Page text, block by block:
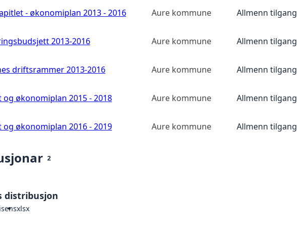
- økonomiplan 2013 - 2016 Aure kommune Allmenn tilgang
2013-2016 Aure kommune Allmenn tilgang
driftsrammer 2013-2016 Aure kommune Allmenn tilgang
og økonomiplan 2015 - 2018 Aure kommune Allmenn tilgang
og økonomiplan 2016 - 2019 Aure kommune Allmenn tilgang
2
distribusjon
xlsx